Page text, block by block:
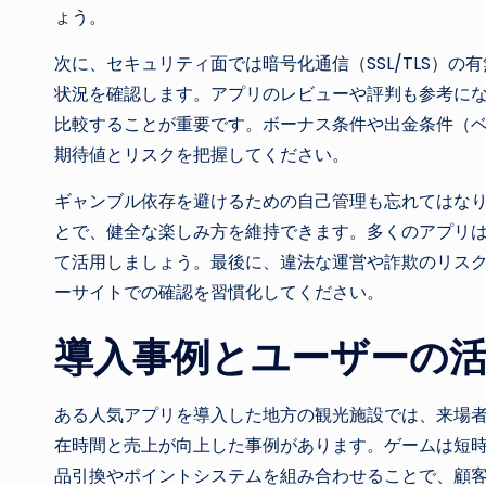
ょう。
次に、セキュリティ面では暗号化通信（SSL/TLS）の
状況を確認します。アプリのレビューや評判も参考に
比較することが重要です。ボーナス条件や出金条件（
期待値とリスクを把握してください。
ギャンブル依存を避けるための自己管理も忘れてはな
とで、健全な楽しみ方を維持できます。多くのアプ
て活用しましょう。最後に、違法な運営や詐欺のリス
ーサイトでの確認を習慣化してください。
導入事例とユーザーの
ある人気アプリを導入した地方の観光施設では、来場
在時間と売上が向上した事例があります。ゲームは短
品引換やポイントシステムを組み合わせることで、顧